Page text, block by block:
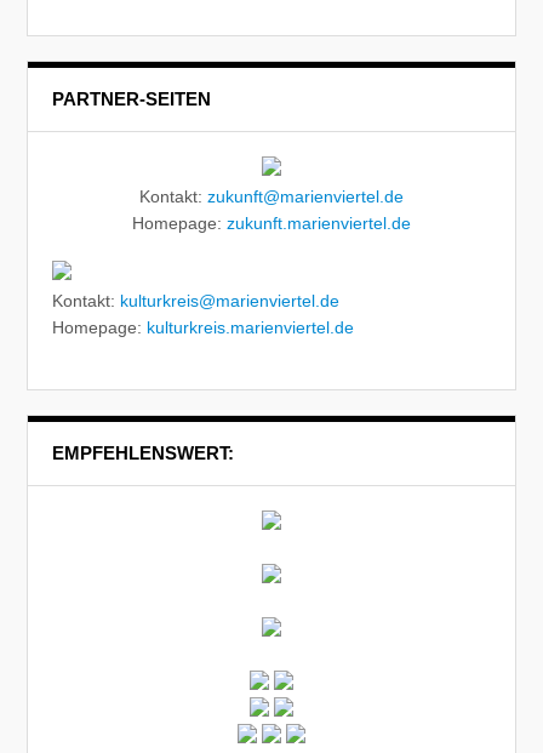
PARTNER-SEITEN
Kontakt: zukunft@marienviertel.de
Homepage: zukunft.marienviertel.de
Kontakt: kulturkreis@marienviertel.de
Homepage: kulturkreis.marienviertel.de
EMPFEHLENSWERT: